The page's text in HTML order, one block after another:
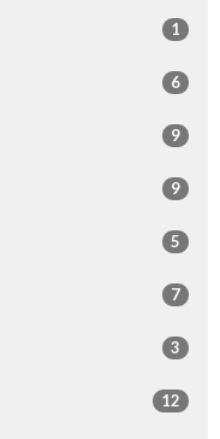
1
6
9
9
5
7
3
12